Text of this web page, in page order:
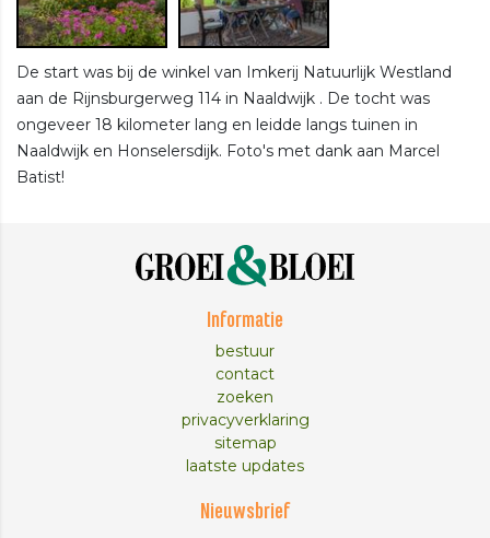
De start was bij de winkel van Imkerij Natuurlijk Westland
aan de Rijnsburgerweg 114 in Naaldwijk . De tocht was
ongeveer 18 kilometer lang en leidde langs tuinen in
Naaldwijk en Honselersdijk. Foto's met dank aan Marcel
Batist!
Informatie
bestuur
contact
zoeken
privacyverklaring
sitemap
laatste updates
Nieuwsbrief